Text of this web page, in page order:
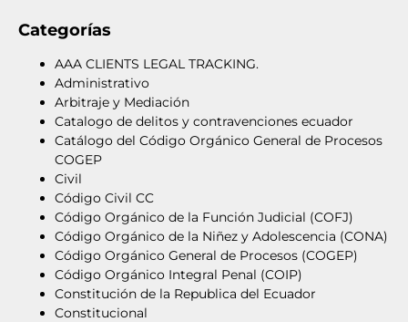
Categorías
AAA CLIENTS LEGAL TRACKING.
Administrativo
Arbitraje y Mediación
Catalogo de delitos y contravenciones ecuador
Catálogo del Código Orgánico General de Procesos
COGEP
Civil
Código Civil CC
Código Orgánico de la Función Judicial (COFJ)
Código Orgánico de la Niñez y Adolescencia (CONA)
Código Orgánico General de Procesos (COGEP)
Código Orgánico Integral Penal (COIP)
Constitución de la Republica del Ecuador
Constitucional